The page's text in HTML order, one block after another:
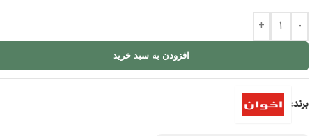
-
+
افزودن به سبد خرید
برند: